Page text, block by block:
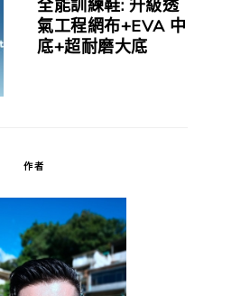
全能訓練鞋: 升級透
氣工程網布+EVA 中
底+超耐磨大底
作者